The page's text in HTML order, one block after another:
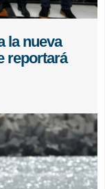
la nueva
reportará